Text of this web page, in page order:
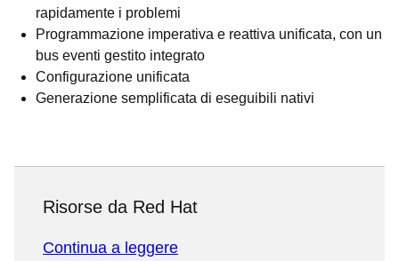
rapidamente i problemi
Programmazione imperativa e reattiva unificata, con un
bus eventi gestito integrato
Configurazione unificata
Generazione semplificata di eseguibili nativi
Risorse da Red Hat
Continua a leggere